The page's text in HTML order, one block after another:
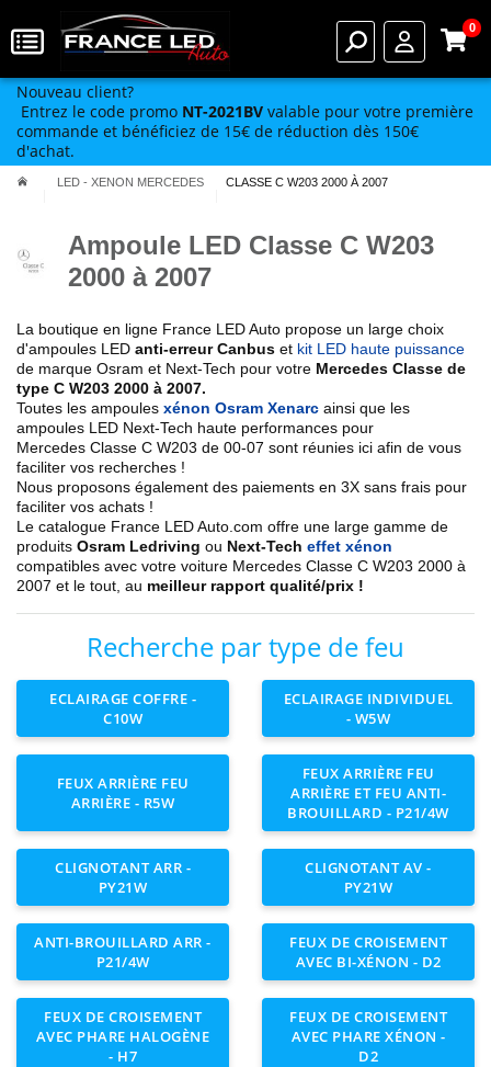
0
Nouveau client?
Entrez le code promo NT-2021BV valable pour votre première
commande et bénéficiez de 15€ de réduction dès 150€
d'achat.
LED - XENON MERCEDES CLASSE C W203 2000 À 2007
Ampoule LED Classe C W203
2000 à 2007
La boutique en ligne France LED Auto propose un large choix
d'ampoules LED anti-erreur Canbus et kit LED haute puissance
de marque Osram et Next-Tech pour votre Mercedes Classe de
type C W203 2000 à 2007.
Toutes les ampoules xénon Osram Xenarc ainsi que les
ampoules LED Next-Tech haute performances pour
Mercedes Classe C W203 de 00-07 sont réunies ici afin de vous
faciliter vos recherches !
Nous proposons également des paiements en 3X sans frais pour
faciliter vos achats !
Le catalogue France LED Auto.com offre une large gamme de
produits Osram Ledriving ou Next-Tech effet xénon
compatibles avec votre voiture Mercedes Classe C W203 2000 à
2007 et le tout, au meilleur rapport qualité/prix !
Recherche par type de feu
ECLAIRAGE COFFRE -
C10W
ECLAIRAGE INDIVIDUEL
- W5W
FEUX ARRIÈRE FEU
ARRIÈRE - R5W
FEUX ARRIÈRE FEU
ARRIÈRE ET FEU ANTI-
BROUILLARD - P21/4W
CLIGNOTANT ARR -
PY21W
CLIGNOTANT AV -
PY21W
ANTI-BROUILLARD ARR -
P21/4W
FEUX DE CROISEMENT
AVEC BI-XÉNON - D2
FEUX DE CROISEMENT
AVEC PHARE HALOGÈNE
- H7
FEUX DE CROISEMENT
AVEC PHARE XÉNON -
D2